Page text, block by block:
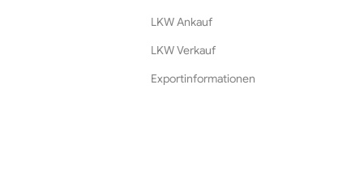
LKW Ankauf
LKW Verkauf
Exportinformationen